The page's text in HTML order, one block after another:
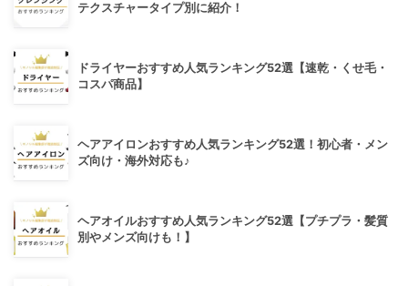
テクスチャータイプ別に紹介！
ドライヤーおすすめ人気ランキング52選【速乾・くせ毛・
コスパ商品】
ヘアアイロンおすすめ人気ランキング52選！初心者・メン
ズ向け・海外対応も♪
ヘアオイルおすすめ人気ランキング52選【プチプラ・髪質
別やメンズ向けも！】